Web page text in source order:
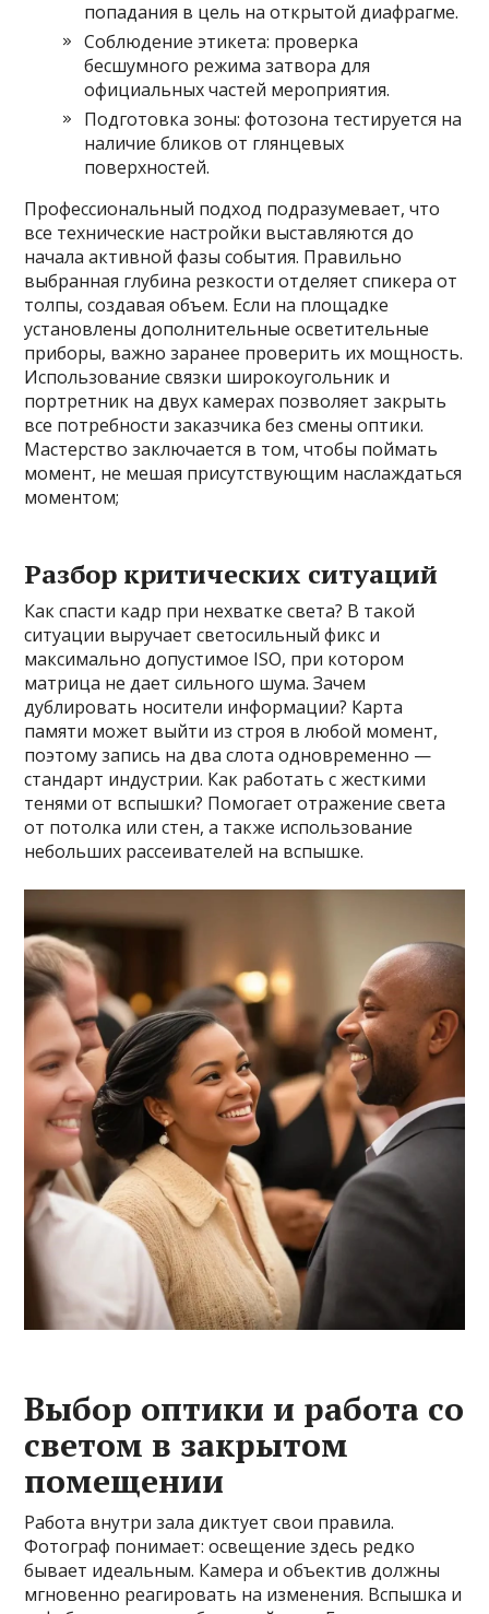
попадания в цель на открытой диафрагме.
Соблюдение этикета: проверка
бесшумного режима затвора для
официальных частей мероприятия.
Подготовка зоны: фотозона тестируется на
наличие бликов от глянцевых
поверхностей.
Профессиональный подход подразумевает, что
все технические настройки выставляются до
начала активной фазы события. Правильно
выбранная глубина резкости отделяет спикера от
толпы, создавая объем. Если на площадке
установлены дополнительные осветительные
приборы, важно заранее проверить их мощность.
Использование связки широкоугольник и
портретник на двух камерах позволяет закрыть
все потребности заказчика без смены оптики.
Мастерство заключается в том, чтобы поймать
момент, не мешая присутствующим наслаждаться
моментом;
Разбор критических ситуаций
Как спасти кадр при нехватке света? В такой
ситуации выручает светосильный фикс и
максимально допустимое ISO, при котором
матрица не дает сильного шума. Зачем
дублировать носители информации? Карта
памяти может выйти из строя в любой момент,
поэтому запись на два слота одновременно —
стандарт индустрии. Как работать с жесткими
тенями от вспышки? Помогает отражение света
от потолка или стен, а также использование
небольших рассеивателей на вспышке.
Выбор оптики и работа со
светом в закрытом
помещении
Работа внутри зала диктует свои правила.
Фотограф понимает: освещение здесь редко
бывает идеальным. Камера и объектив должны
мгновенно реагировать на изменения. Вспышка и